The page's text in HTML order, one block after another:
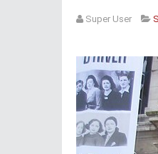
Super User